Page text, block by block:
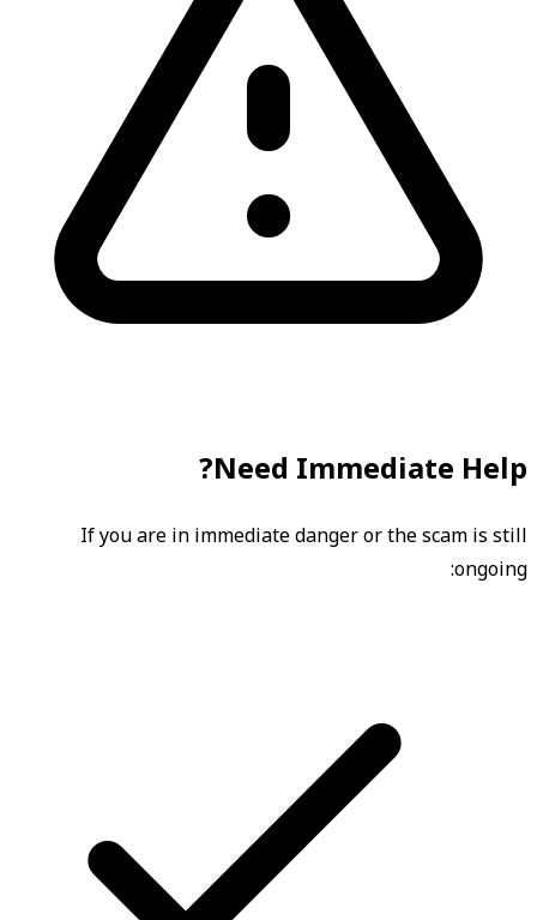
Need Immediate Help?
If you are in immediate danger or the scam is still
ongoing: